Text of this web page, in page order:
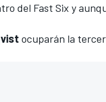
del Fast Six y
ocuparán la